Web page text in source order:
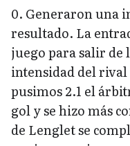
0. Generaron una
resultado. La
juego para salir de
intensidad del rival
pusimos 2.1 el
gol y se hizo más
de Lenglet se